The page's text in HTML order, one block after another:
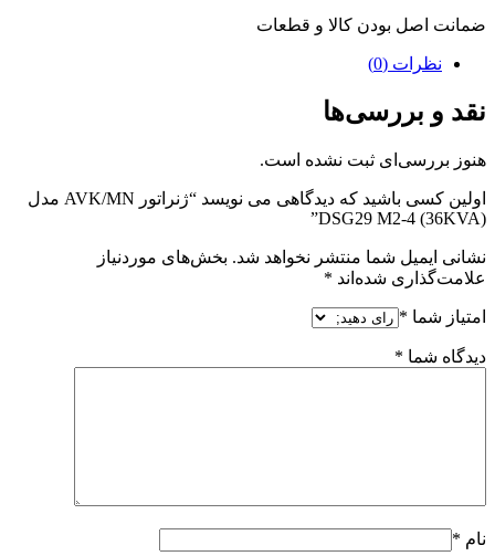
ضمانت اصل بودن کالا و قطعات
نظرات (0)
نقد و بررسی‌ها
هنوز بررسی‌ای ثبت نشده است.
اولین کسی باشید که دیدگاهی می نویسد “ژنراتور AVK/MN مدل
(36KVA) DSG29 M2-4”
نشانی ایمیل شما منتشر نخواهد شد. بخش‌های موردنیاز
علامت‌گذاری شده‌اند *
امتیاز شما *
دیدگاه شما *
نام *